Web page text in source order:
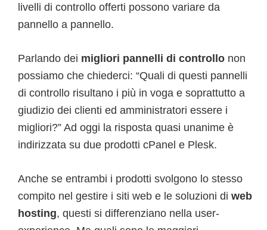
livelli di controllo offerti possono variare da
pannello a pannello.
Parlando dei migliori pannelli di controllo non
possiamo che chiederci: “Quali di questi pannelli
di controllo risultano i più in voga e soprattutto a
giudizio dei clienti ed amministratori essere i
migliori?” Ad oggi la risposta quasi unanime è
indirizzata su due prodotti cPanel e Plesk.
Anche se entrambi i prodotti svolgono lo stesso
compito nel gestire i siti web e le soluzioni di web
hosting, questi si differenziano nella user-